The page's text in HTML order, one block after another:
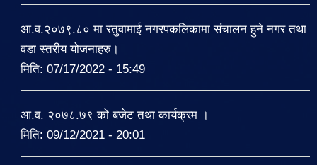
आ.व.२०७९.८० मा रतुवामाई नगरपकलिकामा संचालन हुने नगर तथा
वडा स्तरीय योजनाहरु।
मिति: 07/17/2022 - 15:49
आ.व. २०७८.७९ को बजेट तथा कार्यक्रम ।
मिति: 09/12/2021 - 20:01